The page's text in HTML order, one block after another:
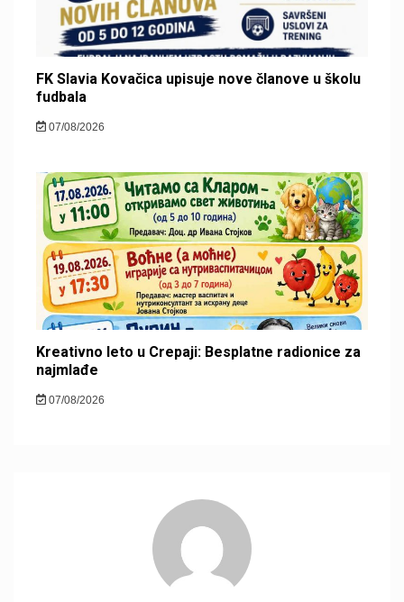
FK Slavia Kovačica upisuje nove članove u školu
fudbala
07/08/2026
Kreativno leto u Crepaji: Besplatne radionice za
najmlađe
07/08/2026